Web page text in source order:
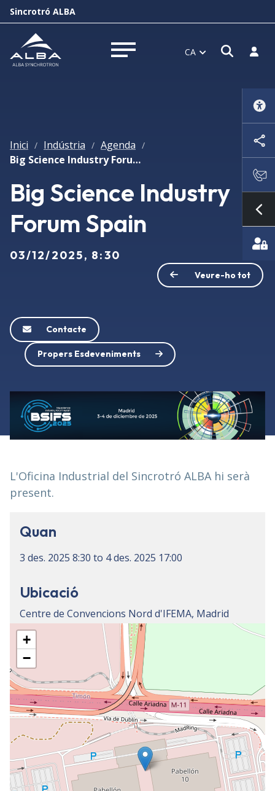
Sincrotró ALBA
Obrir menú CA Obrir
Inici / Indústria / Agenda /
Big Science Industry Forum Spain
Big Science Industry
Forum Spain
03/12/2025, 8:30
Veure-ho tot
Contacte
Propers Esdeveniments
L'Oficina Industrial del Sincrotró ALBA hi serà
present.
Quan
3 des. 2025 8:30 to 4 des. 2025 17:00
Ubicació
Centre de Convencions Nord d'IFEMA, Madrid
+
−